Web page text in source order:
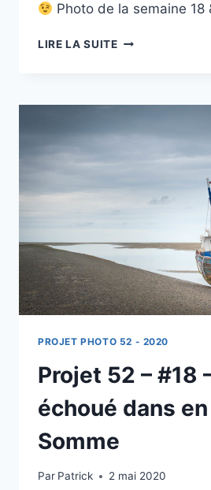
Photo de la semaine 18
LIRE LA SUITEPROJET
–
MARIN
PROJET PHOTO 52 - 2020
Projet 52 – #18
échoué dans
Somme
Par Patrick 2 mai 2020